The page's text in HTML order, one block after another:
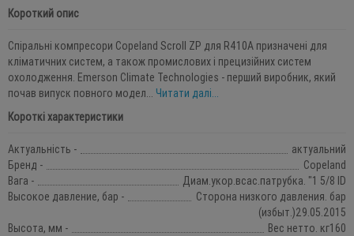
Короткий опис
Спіральні компресори Copeland Scroll ZР для R410A призначені для
кліматичних систем, а також промислових і прецизійних систем
охолодження. Emerson Climate Technologies - перший виробник, який
почав випуск повного модел... Читати далі...
Короткі характеристики
Актуальність -
актуальний
Бренд -
Copeland
Вага -
Диам.укор.всас.патрубка. "1 5/8 ID
Высокое давление, бар -
Сторона низкого давления. бар
(избыт.)29.05.2015
Высота, мм -
Вес нетто. кг160